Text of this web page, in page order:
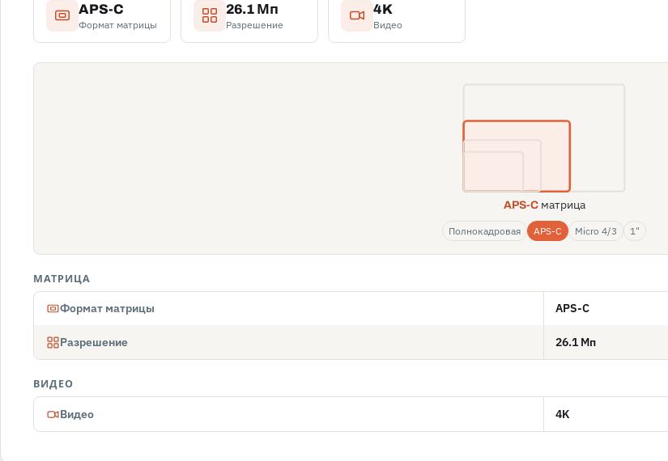
APS-C
Формат матрицы
26.1 Мп
Разрешение
4K
Видео
APS-Cматрица
Полнокадровая APS-C Micro 4/3 1"
МАТРИЦА
Формат матрицы APS-C
Разрешение 26.1 Мп
ВИДЕО
Видео 4K